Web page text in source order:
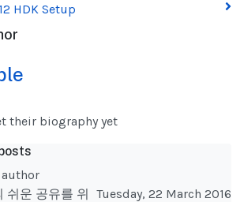
HDK Setup
their biography yet
Tuesday, 22 March 2016
쉬운 공유를 위